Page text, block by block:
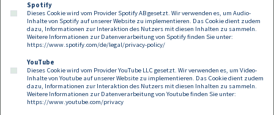
Footer
Kontakt Datenschutz
Impressum
Compliance
Cookies
Spotify
Dieses Cookie wird vom Provider Spotify AB gesetzt. Wir verwenden es, um Audio-
Inhalte von Spotify auf unserer Website zu implementieren. Das Cookie dient zudem
dazu, Informationen zur Interaktion des Nutzers mit diesen Inhalten zu sammeln.
Weitere Informationen zur Datenverarbeitung von Spotify finden Sie unter:
https://www.spotify.com/de/legal/privacy-policy/
YouTube
Dieses Cookie wird vom Provider YouTube LLC gesetzt. Wir verwenden es, um Video-
Inhalte von Youtube auf unserer Website zu implementieren. Das Cookie dient zudem
dazu, Informationen zur Interaktion des Nutzers mit diesen Inhalten zu sammeln.
Weitere Informationen zur Datenverarbeitung von Youtube finden Sie unter:
https://www.youtube.com/privacy
Follow us on: